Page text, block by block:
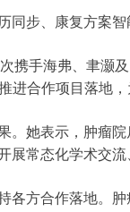
步、康复方案
手海弗、聿
合作项目落地
她表示，肿瘤
常态化学术交
方合作落地